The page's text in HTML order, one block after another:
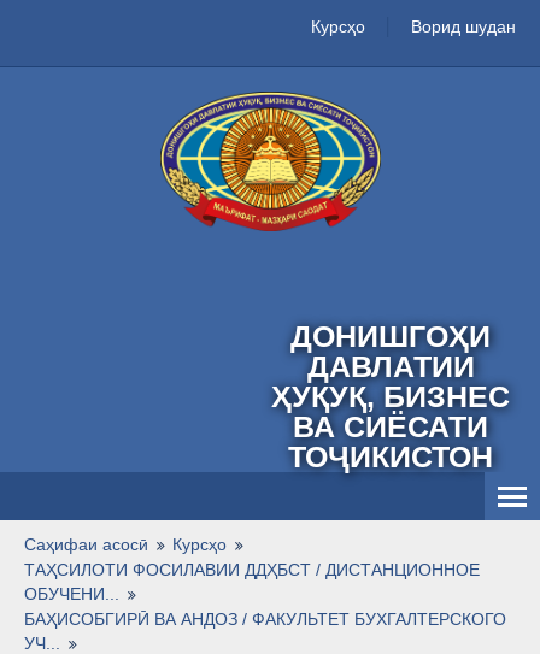
Курсҳо Ворид шудан
ДОНИШГОҲИ
ДАВЛАТИИ
ҲУҚУҚ, БИЗНЕС
ВА СИЁСАТИ
ТОҶИКИСТОН
Тоҷикӣ ‎(tj)‎
Саҳифаи асосӣ
Курсҳо
ТАҲСИЛОТИ ФОСИЛАВИИ ДДҲБСТ / ДИСТАНЦИОННОЕ
ОБУЧЕНИ...
БАҲИСОБГИРӢ ВА АНДОЗ / ФАКУЛЬТЕТ БУХГАЛТЕРСКОГО
УЧ...